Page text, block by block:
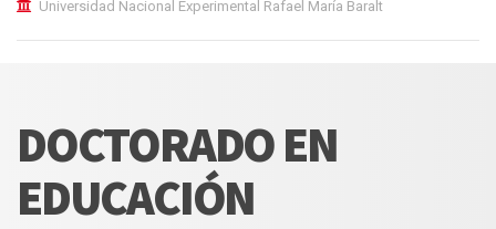
Universidad Nacional Experimental Rafael María Baralt
DOCTORADO EN
EDUCACIÓN